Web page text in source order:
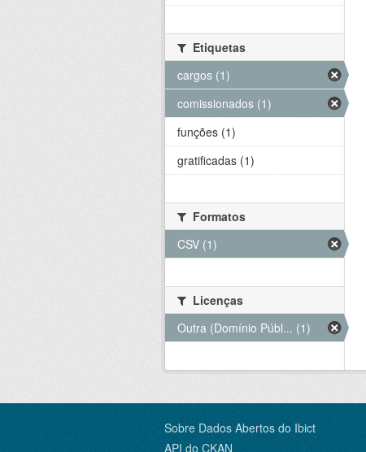
Etiquetas
cargos (1)
comissionados (1)
funções (1)
gratificadas (1)
Formatos
CSV (1)
Licenças
Outra (Domínio Públ... (1)
Sobre Dados Abertos do Ibict
API do CKAN